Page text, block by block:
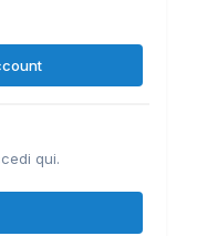
qui.